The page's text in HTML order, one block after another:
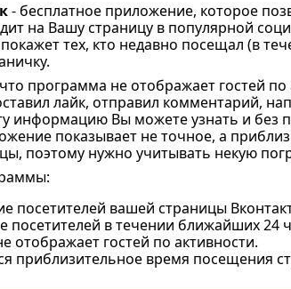
- бесплатное приложение, которое
на Вашу страницу в популярной
покажет тех, кто недавно посещал (в
программа не отображает гостей по
лайк, отправил комментарий,
информацию Вы можете узнать и без
показывает не точное, а
поэтому нужно учитывать некую
посетителей вашей страницы
посетителей в течении ближайших 24
отображает гостей по активности.
приблизительное время посещения